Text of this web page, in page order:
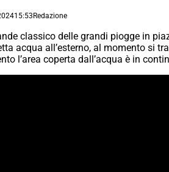
15:53Redazione
classico delle grandi piogge in
acqua all’esterno, al momento si
l’area coperta dall’acqua è in